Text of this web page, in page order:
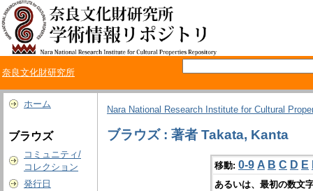
奈良文化財研究所
ホーム
ブラウズ
コミュニティ/
コレクション
発行日
Nara National Research Institute for Cultural
ブラウズ : 著者 Takata, Kanta
移動: 0-9 A B C D E
あるいは、最初の数文